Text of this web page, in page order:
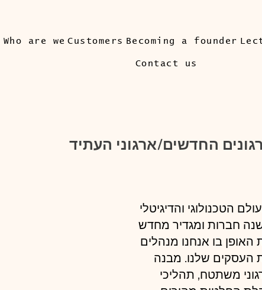
Becoming a founder
Customers
Who are we
Contact us
החדשים/ארגוני העתיד
הטכנולוגי והדיגיטלי
חברות ומגדיר מחדש
האופן בו אנחנו מנהלים
העסקים שלנו. מבנה
משתטח, תהליכי